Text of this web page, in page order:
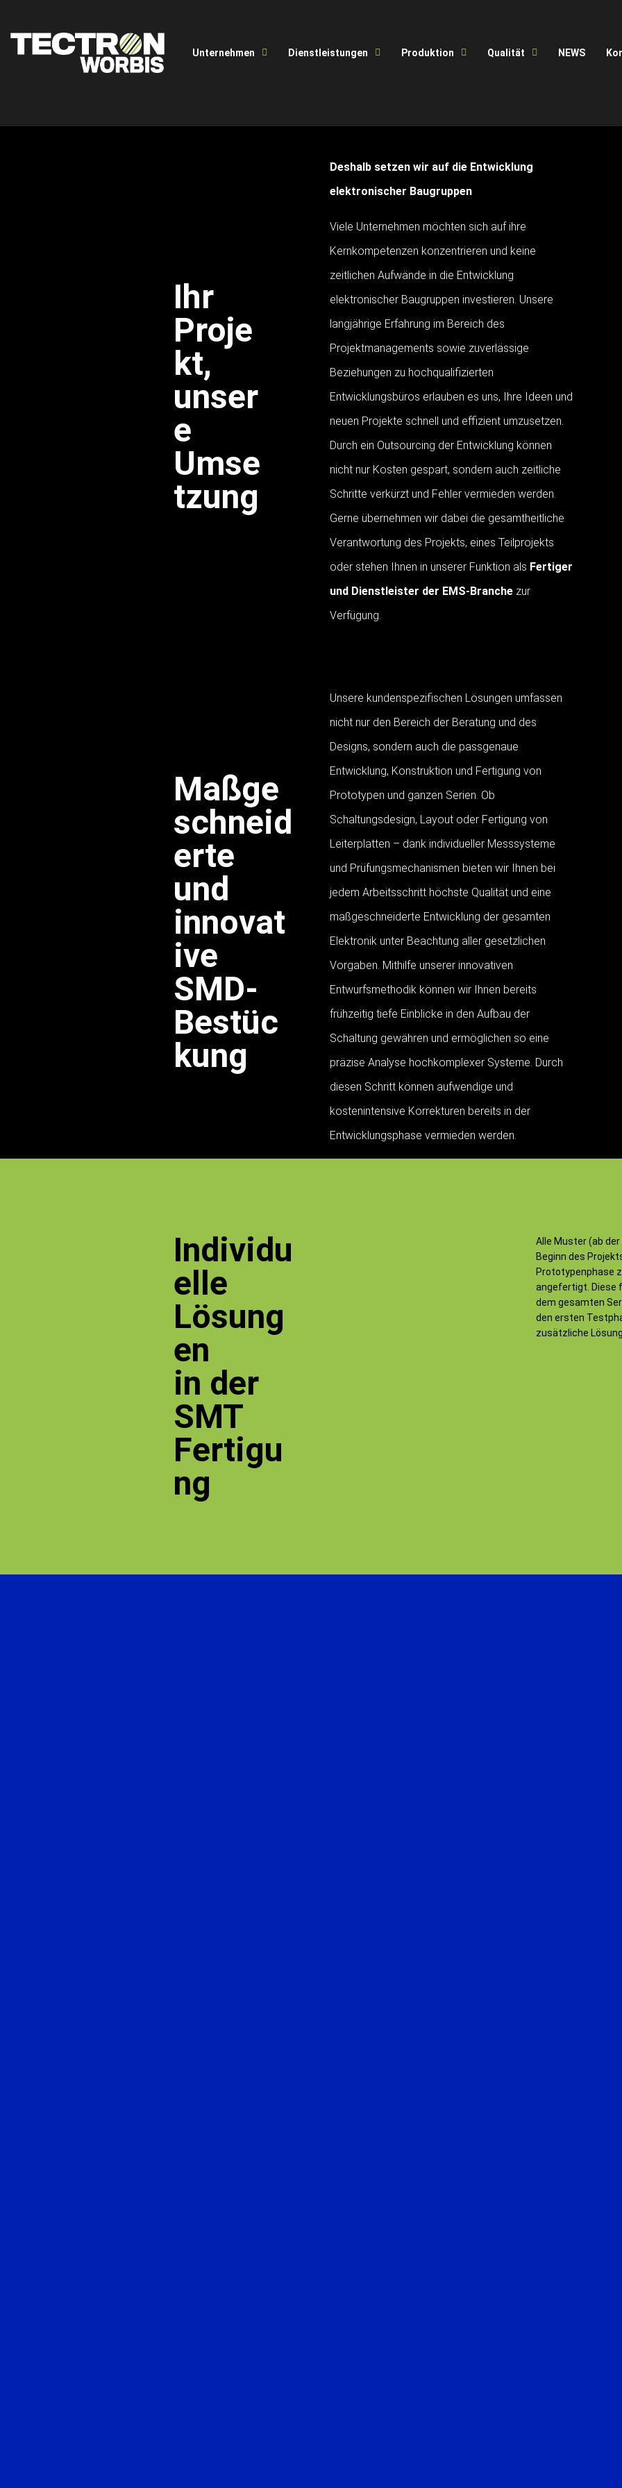
Unternehmen Dienstleistungen Produktion Qualität NEWS
Ihr
Proje
kt,
unser
e
Umse
tzung
Deshalb setzen wir auf die Entwicklung
elektronischer Baugruppen
Viele Unternehmen möchten sich auf ihre
Kernkompetenzen konzentrieren und keine
zeitlichen Aufwände in die Entwicklung
elektronischer Baugruppen investieren. Unsere
langjährige Erfahrung im Bereich des
Projektmanagements sowie zuverlässige
Beziehungen zu hochqualifizierten
Entwicklungsbüros erlauben es uns, Ihre Ideen und
neuen Projekte schnell und effizient umzusetzen.
Durch ein Outsourcing der Entwicklung können
nicht nur Kosten gespart, sondern auch zeitliche
Schritte verkürzt und Fehler vermieden werden.
Gerne übernehmen wir dabei die gesamtheitliche
Verantwortung des Projekts, eines Teilprojekts
oder stehen Ihnen in unserer Funktion als Fertiger
und Dienstleister der EMS-Branchezur
Verfügung.
Maßge
schneid
erte
und
innovat
ive
SMD-
Bestüc
kung
Unsere kundenspezifischen Lösungen umfassen
nicht nur den Bereich der Beratung und des
Designs, sondern auch die passgenaue
Entwicklung, Konstruktion und Fertigung von
Prototypen und ganzen Serien. Ob
Schaltungsdesign, Layout oder Fertigung von
Leiterplatten – dank individueller Messsysteme
und Prüfungsmechanismen bieten wir Ihnen bei
jedem Arbeitsschritt höchste Qualität und eine
maßgeschneiderte Entwicklung der gesamten
Elektronik unter Beachtung aller gesetzlichen
Vorgaben. Mithilfe unserer innovativen
Entwurfsmethodik können wir Ihnen bereits
frühzeitig tiefe Einblicke in den Aufbau der
Schaltung gewähren und ermöglichen so eine
präzise Analyse hochkomplexer Systeme. Durch
diesen Schritt können aufwendige und
kostenintensive Korrekturen bereits in der
Entwicklungsphase vermieden werden.
Individu
elle
Lösung
en
in der
SMT
Fertigu
ng
Alle Muster (ab
Beginn des
Prototypenphase
angefertigt. Diese
dem gesamten
den ersten
zusätzliche